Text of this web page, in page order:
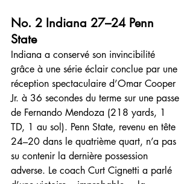
No. 2 Indiana 27–24 Penn
State
Indiana a conservé son invincibilité
grâce à une série éclair conclue par une
réception spectaculaire d’Omar Cooper
Jr. à 36 secondes du terme sur une passe
de Fernando Mendoza (218 yards, 1
TD, 1 au sol). Penn State, revenu en tête
24–20 dans le quatrième quart, n’a pas
su contenir la dernière possession
adverse. Le coach Curt Cignetti a parlé